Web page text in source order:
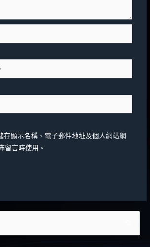
存顯示名稱、電子郵件地址及個人網站網
留言時使用。